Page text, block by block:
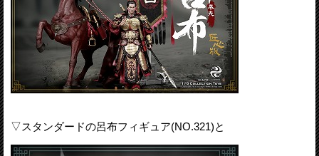
▽スタンダードの呂布フィギュア(NO.321)と